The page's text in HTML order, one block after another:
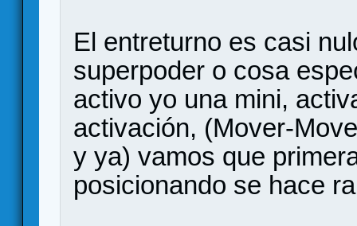
El entreturno es casi
superpoder o cosa
activo yo una mini,
activación, (Mover-
y ya) vamos que
posicionando se hace